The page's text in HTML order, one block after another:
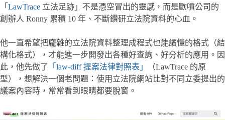
「 LawTrace 立法足跡」不是憑空冒出的靈感，而是歐噴公司的
創辦人 Ronny 累積 10 年、不斷鑽研立法院資料的心血。
他一直希望把龐雜的立法院資料整理成程式也能讀懂的格式（結
構化格式），才能進一步開發出各種好查詢、好分析的應用。因
此，他先做了
「law-diff 提案法律對照表」
（LawTrace 的原
型），想解決一個老問題：使用立法院網站比對不同立委提出的
議案內容時，常常看到眼睛都要脫窗。